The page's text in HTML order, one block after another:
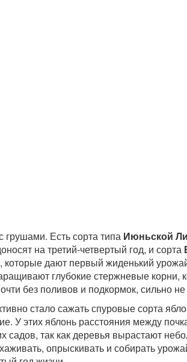
Есть сорта типа Июньской
на третий-четвертый год, и сорта
которые дают первый жиденький
глубокие стержневые корни,
без поливов и подкормок, сильно
стало сажать спуровые сорта
У этих яблонь расстояния между
садов, так как деревья вырастают
опрыскивать и собирать